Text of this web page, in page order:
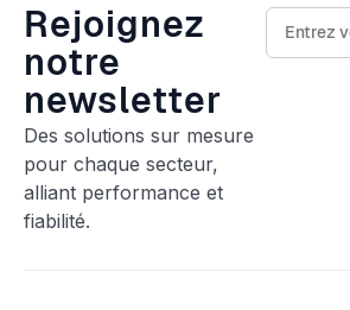
Rejoignez
notre
newsletter
Des solutions sur mesure
pour chaque secteur,
alliant performance et
fiabilité.